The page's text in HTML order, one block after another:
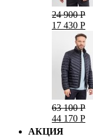
24 900 Р
17 430 Р
63 100 Р
44 170 Р
АКЦИЯ